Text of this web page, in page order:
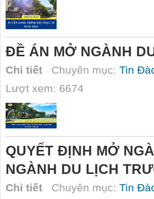
ĐỀ ÁN MỞ NGÀNH
Chi tiết Chuyên mục: Tin
Lượt xem: 6674
QUYẾT ĐỊNH MỞ
NGÀNH DU LỊCH
Chi tiết Chuyên mục: Tin